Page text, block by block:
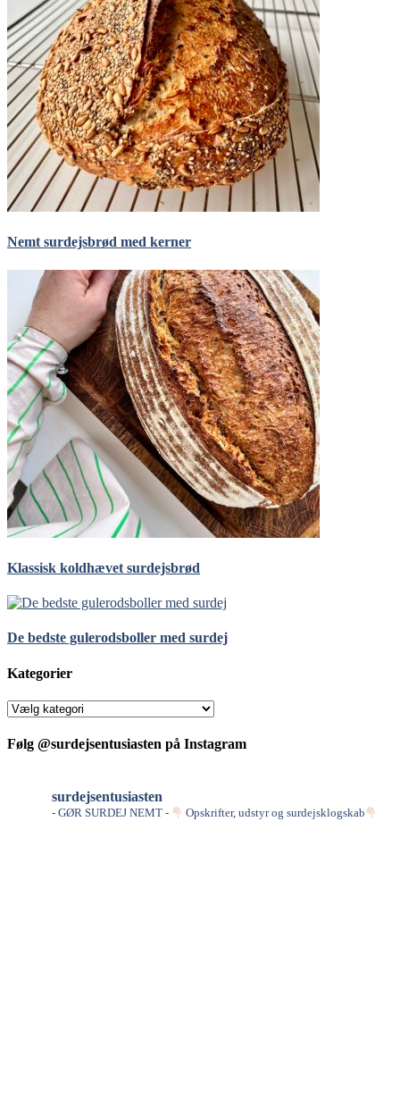
Nemt surdejsbrød med kerner
Klassisk koldhævet surdejsbrød
De bedste gulerodsboller med surdej
Kategorier
Kategorier
Følg @surdejsentusiasten på Instagram
surdejsentusiasten
- GØR SURDEJ NEMT - Opskrifter, udstyr og surdejsklogskab